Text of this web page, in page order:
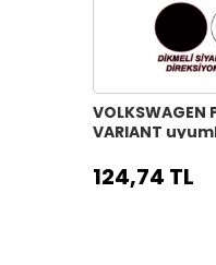
VOLKSWAGEN
VARIANT
direksiyon
124,74 TL